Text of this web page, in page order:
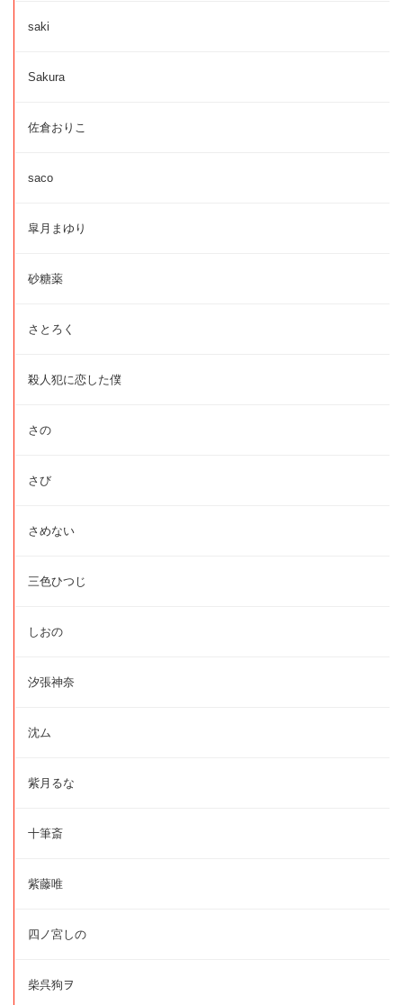
saki
Sakura
佐倉おりこ
saco
皐月まゆり
砂糖薬
さとろく
殺人犯に恋した僕
さの
さび
さめない
三色ひつじ
しおの
汐張神奈
沈ム
紫月るな
十筆斎
紫藤唯
四ノ宮しの
柴呉狗ヲ